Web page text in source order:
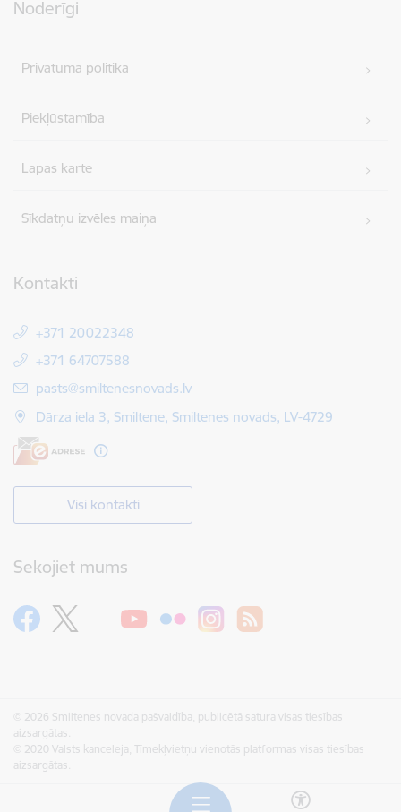
Noderīgi
Privātuma politika
Piekļūstamība
Lapas karte
Sīkdatņu izvēles maiņa
Kontakti
+371 20022348
+371 64707588
E-pasts:
pasts@smiltenesnovads.lv
Dārza iela 3, Smiltene, Smiltenes novads, LV-4729
Visi kontakti
Sekojiet mums
© 2026 Smiltenes novada pašvaldība, publicētā satura visas tiesības
aizsargātas.
© 2020 Valsts kanceleja, Tīmekļvietņu vienotās platformas visas tiesības
aizsargātas.